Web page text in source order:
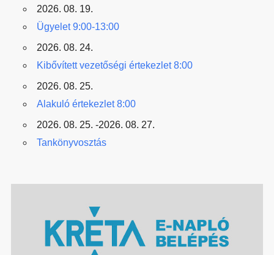
2026. 08. 19.
Ügyelet 9:00-13:00
2026. 08. 24.
Kibővített vezetőségi értekezlet 8:00
2026. 08. 25.
Alakuló értekezlet 8:00
2026. 08. 25. -2026. 08. 27.
Tankönyvosztás